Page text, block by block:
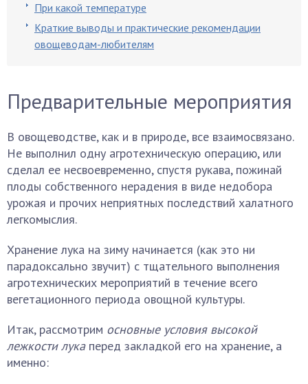
При какой температуре
Краткие выводы и практические рекомендации
овощеводам-любителям
Предварительные мероприятия
В овощеводстве, как и в природе, все взаимосвязано.
Не выполнил одну агротехническую операцию, или
сделал ее несвоевременно, спустя рукава, пожинай
плоды собственного нерадения в виде недобора
урожая и прочих неприятных последствий халатного
легкомыслия.
Хранение лука на зиму начинается (как это ни
парадоксально звучит) с тщательного выполнения
агротехнических мероприятий в течение всего
вегетационного периода овощной культуры.
Итак, рассмотрим основные условия высокой
лежкости лукаперед закладкой его на хранение, а
именно: